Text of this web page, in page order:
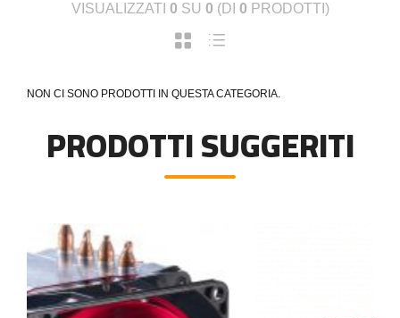
VISUALIZZATI 0 SU 0 (DI 0 PRODOTTI)
NON CI SONO PRODOTTI IN QUESTA CATEGORIA.
PRODOTTI SUGGERITI